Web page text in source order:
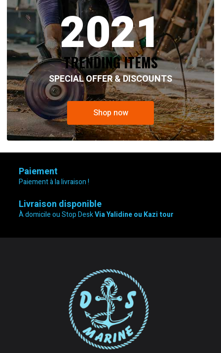
était :
18,500.00 د.ج.
est :
13,800.00 د.ج.
8,000.00 د.ج.
2021
TRENDING ITEMS
SPECIAL OFFER & DISCOUNTS
Shop now
Paiement
Paiement à la livraison !
Livraison disponible
À domicile ou Stop DeskVia Yalidine ou Kazi tour